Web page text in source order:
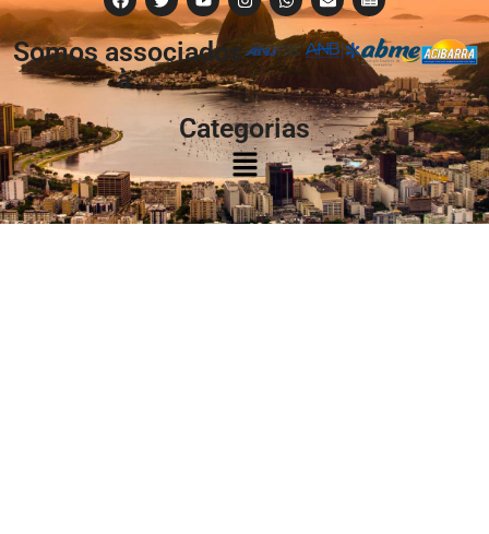
Somos associados
à:
Categorias